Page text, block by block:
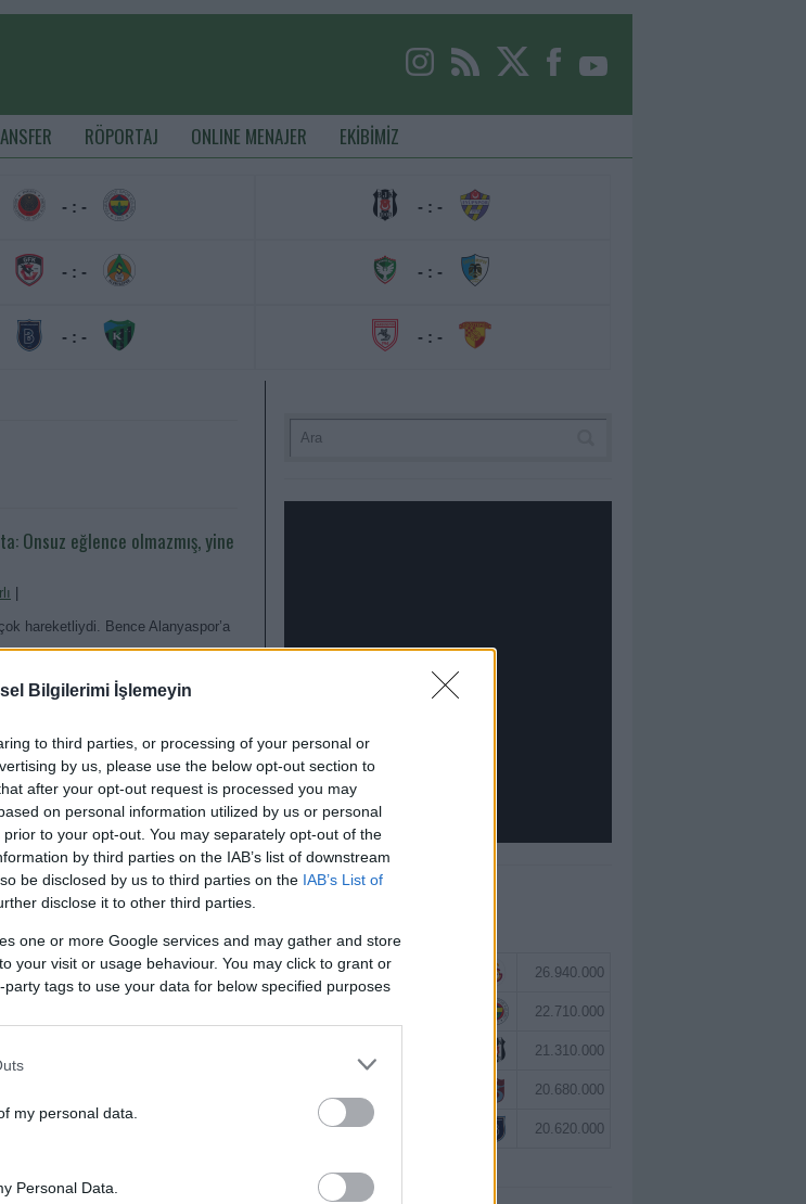
Bilgilerimi İşlemeyin
to third parties, or processing of your personal or
by us, please use the below opt-out section to
after your opt-out request is processed you may
on personal information utilized by us or personal
to your opt-out. You may separately opt-out of the
by third parties on the IAB’s list of downstream
be disclosed by us to third parties on the IAB’s List of
disclose it to other third parties.
one or more Google services and may gather and store
your visit or usage behaviour. You may click to grant or
tags to use your data for below specified purposes
my personal data.
Personal Data.
RÖPORTAJ ONLINE MENAJER EKİBİMİZ
- : -
- : -
- : -
- : -
- : -
- : -
Onsuz eğlence olmazmış, yine
hareketliydi. Bence Alanyaspor’a
Victor Osimhen 26.940.000
22.710.000
21.310.000
20.680.000
Eldor Shomurodov 20.620.000